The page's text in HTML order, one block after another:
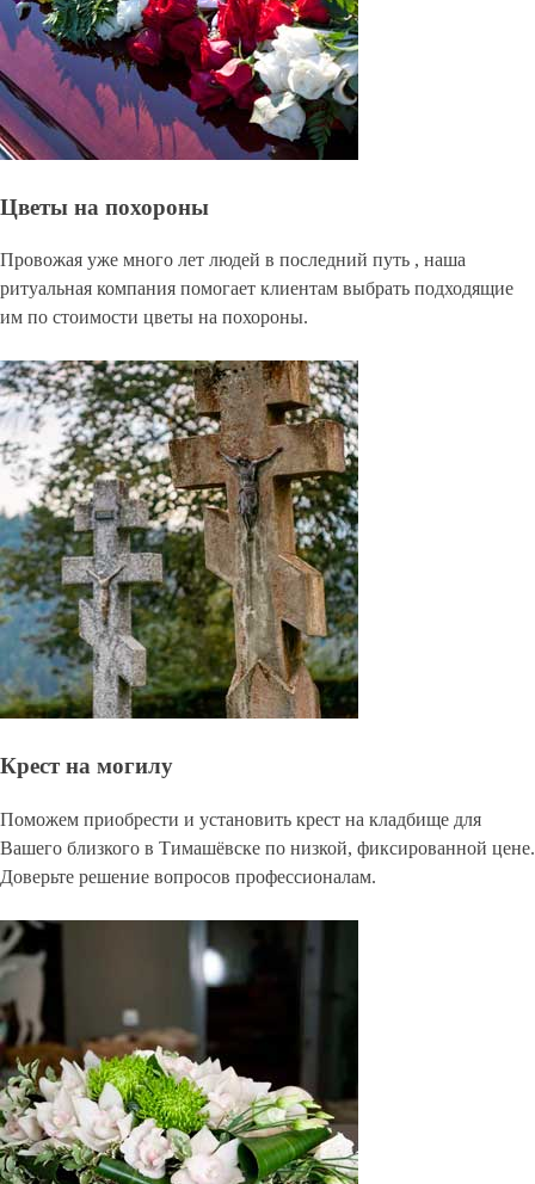
Цветы на похороны
Провожая уже много лет людей в последний путь , наша
ритуальная компания помогает клиентам выбрать подходящие
им по стоимости цветы на похороны.
Крест на могилу
Поможем приобрести и установить крест на кладбище для
Вашего близкого в Тимашёвске по низкой, фиксированной цене.
Доверьте решение вопросов профессионалам.